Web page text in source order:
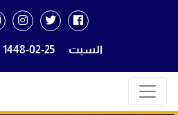
السبت 1448-02-25